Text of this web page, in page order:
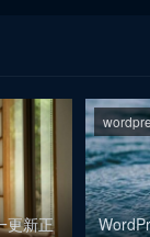
更新正